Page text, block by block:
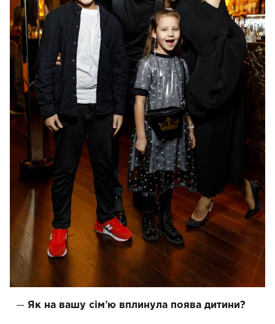
— Як на вашу сімʼю вплинула поява дитини?